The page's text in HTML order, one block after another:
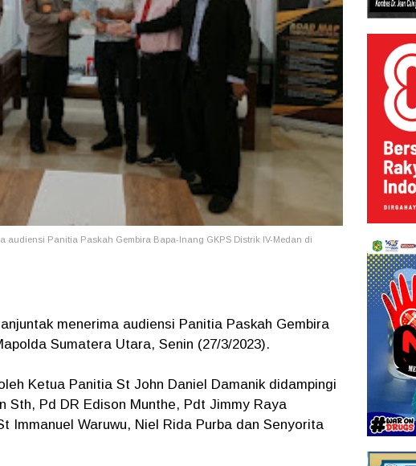
audiensi Panitia Paskah Gembira Bapa-Inang GKPS Distrik IV-Medan di
menerima audiensi Panitia Paskah Gembira
Sumatera Utara, Senin (27/3/2023).
Ketua Panitia St John Daniel Damanik didampingi
Sth, Pd DR Edison Munthe, Pdt Jimmy Raya
Immanuel Waruwu, Niel Rida Purba dan Senyorita